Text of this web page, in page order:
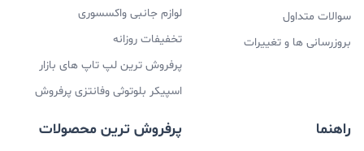
سوالات متداول
بروزرسانی ها و تغییرات
لوازم جانبی واکسسوری
تخفیفات روزانه
پرفروش ترین لپ تاپ های بازار
اسپیکر بلوتوثی وفانتزی پرفروش
راهنما پرفروش ترین محصولات